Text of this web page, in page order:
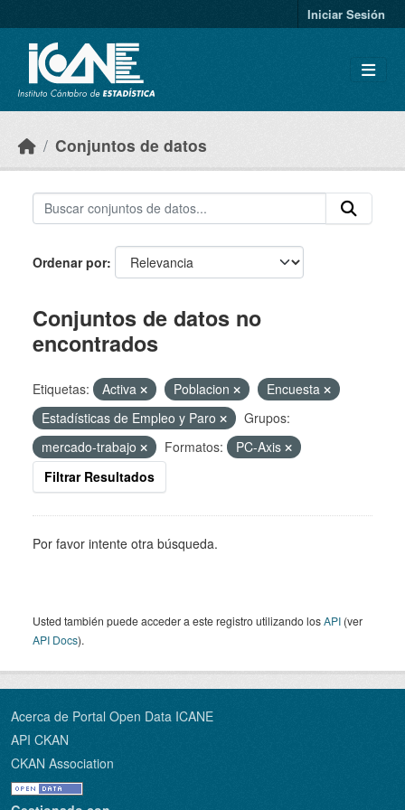
Iniciar Sesión
Conjuntos de datos
Ordenar por
Conjuntos de datos no
encontrados
Etiquetas: Activa Poblacion
Encuesta
Estadísticas de Empleo y Paro
Grupos:
mercado-trabajo
Formatos:
PC-Axis
Filtrar Resultados
Por favor intente otra búsqueda.
Usted también puede acceder a este registro utilizando losAPI (ver
API Docs).
Acerca de Portal Open Data ICANE
API CKAN
CKAN Association